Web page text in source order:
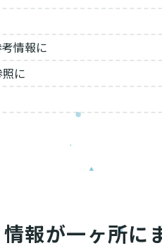
情報に
に
情報が一ヶ所に